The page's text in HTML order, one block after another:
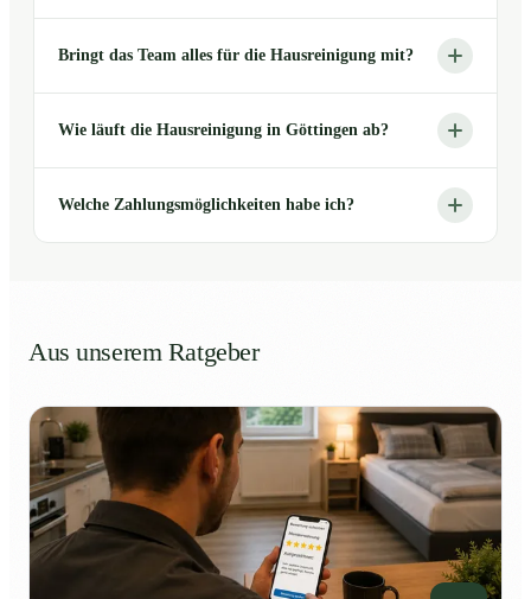
Bringt das Team alles für die Hausreinigung mit?
Wie läuft die Hausreinigung in Göttingen ab?
Welche Zahlungsmöglichkeiten habe ich?
Aus unserem Ratgeber